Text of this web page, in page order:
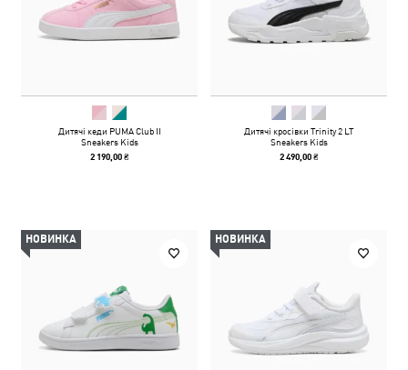
Дитячі кеди PUMA Club II
Sneakers Kids
2 190,00 ₴
Дитячі кросівки Trinity 2 LT
Sneakers Kids
2 490,00 ₴
НОВИНКА НОВИНКА